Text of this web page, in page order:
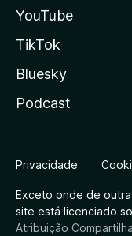
o
n
a
d
B
YouTube
TikTok
Bluesky
Podcast
Privacidade
Exceto onde de
site está licenciado
Atribuição